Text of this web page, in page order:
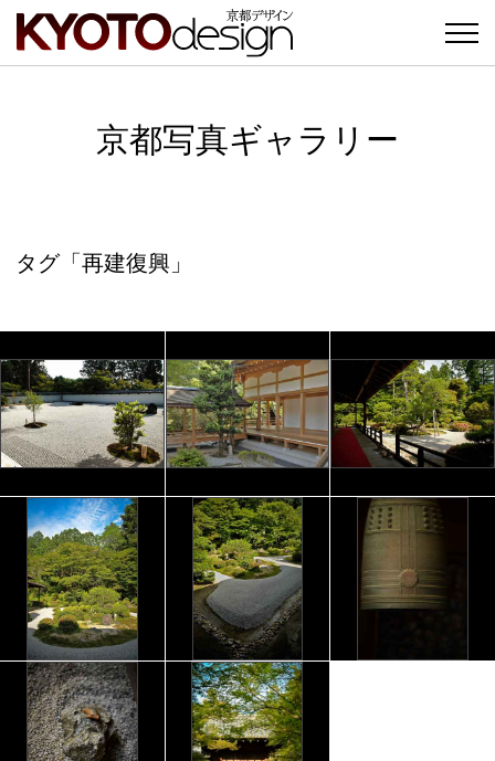
京都写真ギャラリー
タグ「再建復興」